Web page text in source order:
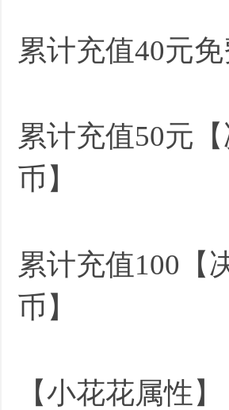
累计充值40元
累计充值50元
币】
累计充值100【
币】
【小花花属性】